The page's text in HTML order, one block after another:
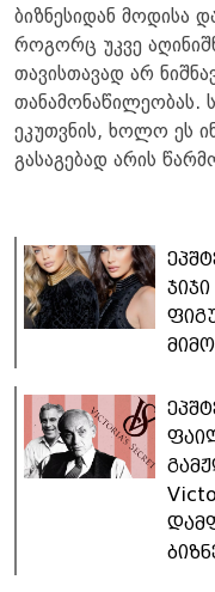
ბიზნესიდან მოდისა
როგორც უკვე
თავისთავად არ
თანამონაწილეობას.
ეკუთვნის, ხოლო ეს
გასაგებად არის